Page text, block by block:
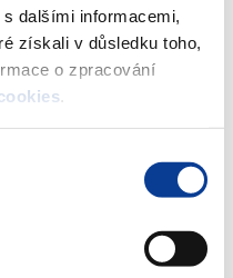
dalšími informacemi,
získali v důsledku toho,
o zpracování
.
podpora aktivit, které
za sebe a být solidární k
aktivity, které v každém
solidaritu a sousedské
preventivních a cvičných